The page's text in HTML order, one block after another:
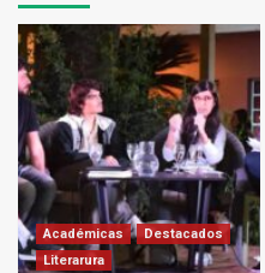
Académicas
Destacados
Literarura